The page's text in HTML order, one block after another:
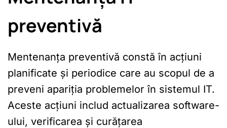
preventivă
Mentenanța preventivă constă în acțiuni
planificate și periodice care au scopul de a
preveni apariția problemelor în sistemul IT.
Aceste acțiuni includ actualizarea software-
ului, verificarea și curățarea